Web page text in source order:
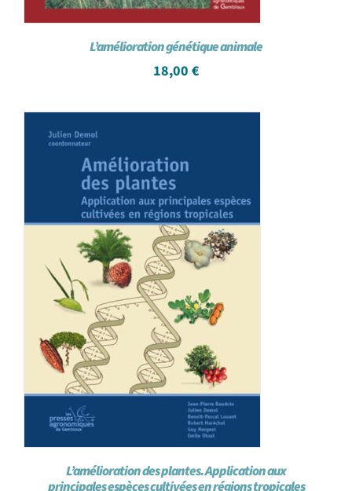
L’amélioration génétique animale
18,00 €
L’amélioration des plantes. Application aux
principales espèces cultivées en régions tropicales